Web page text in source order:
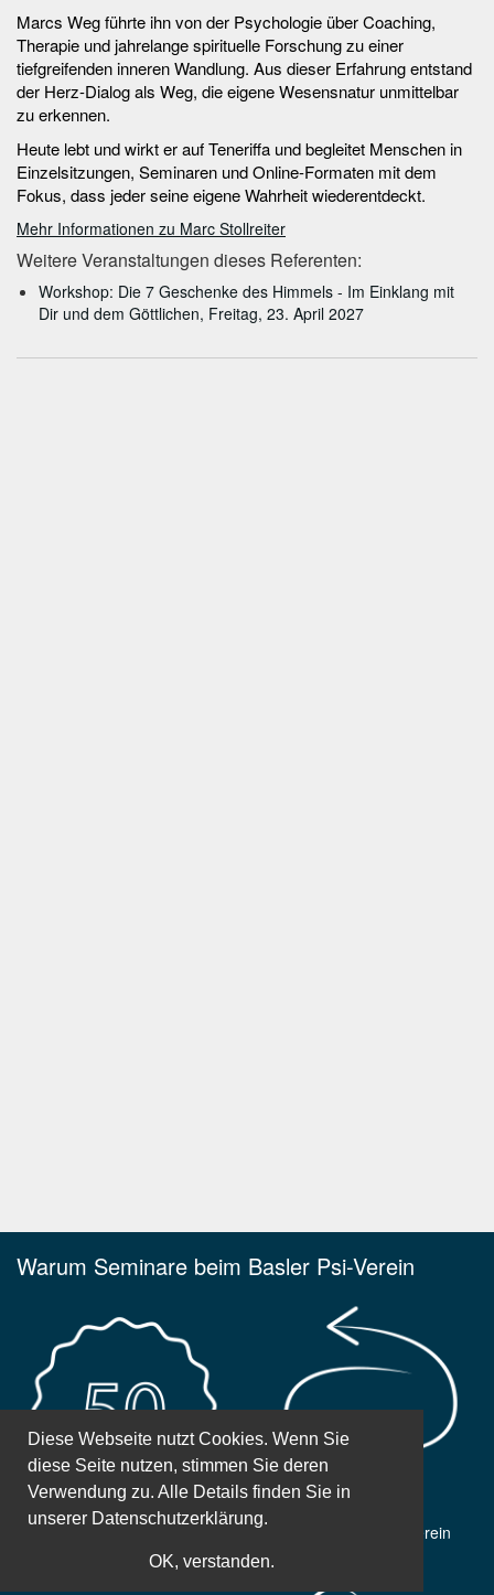
Diese Webseite nutzt Cookies. Wenn Sie
diese Seite nutzen, stimmen Sie deren
Verwendung zu. Alle Details finden Sie in
unserer Datenschutzerklärung.
OK, verstanden.
Marcs Weg führte ihn von der Psychologie über Coaching,
Therapie und jahrelange spirituelle Forschung zu einer
tiefgreifenden inneren Wandlung. Aus dieser Erfahrung entstand
der Herz-Dialog als Weg, die eigene Wesensnatur unmittelbar
zu erkennen.
Heute lebt und wirkt er auf Teneriffa und begleitet Menschen in
Einzelsitzungen, Seminaren und Online-Formaten mit dem
Fokus, dass jeder seine eigene Wahrheit wiederentdeckt.
Mehr Informationen zu Marc Stollreiter
Weitere Veranstaltungen dieses Referenten:
Workshop: Die 7 Geschenke des Himmels - Im Einklang mit
Dir und dem Göttlichen, Freitag, 23. April 2027
Warum Seminare beim Basler Psi-Verein
Gemeinnütziger Verein